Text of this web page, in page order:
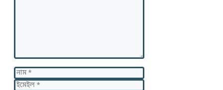
নাম
ইমেইল